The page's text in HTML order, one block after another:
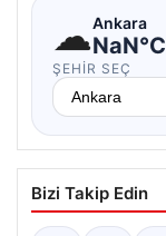
☁Ankara
NaN°C
ŞEHIR SEÇ
Bizi Takip Edin